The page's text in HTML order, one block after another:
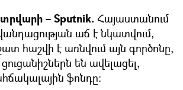
– Sputnik. Հայաստանում
աճ է նկատվում,
հաշվի է առնվում այն գործոնը,
ցուցանիշներն են ավելացել,
ֆոնդը: